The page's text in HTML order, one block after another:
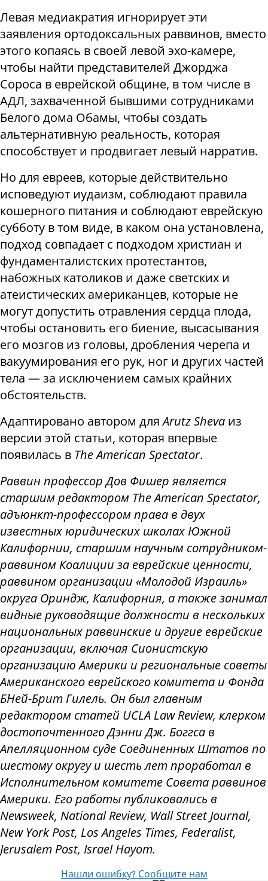
Левая медиакратия игнорирует эти
заявления ортодоксальных раввинов, вместо
этого копаясь в своей левой эхо-камере,
чтобы найти представителей Джорджа
Сороса в еврейской общине, в том числе в
АДЛ, захваченной бывшими сотрудниками
Белого дома Обамы, чтобы создать
альтернативную реальность, которая
способствует и продвигает левый нарратив.
Но для евреев, которые действительно
исповедуют иудаизм, соблюдают правила
кошерного питания и соблюдают еврейскую
субботу в том виде, в каком она установлена,
подход совпадает с подходом христиан и
фундаменталистских протестантов,
набожных католиков и даже светских и
атеистических американцев, которые не
могут допустить отравления сердца плода,
чтобы остановить его биение, высасывания
его мозгов из головы, дробления черепа и
вакуумирования его рук, ног и других частей
тела — за исключением самых крайних
обстоятельств.
Адаптировано автором дляArutz Sheva из
версии этой статьи, которая впервые
появилась в The American Spectator.
Раввин профессор Дов Фишер является
старшим редактором The American Spectator,
адъюнкт-профессором права в двух
известных юридических школах Южной
Калифорнии, старшим научным сотрудником-
раввином Коалиции за еврейские ценности,
раввином организации «Молодой Израиль»
округа Ориндж, Калифорния, а также занимал
видные руководящие должности в нескольких
национальных раввинские и другие еврейские
организации, включая Сионистскую
организацию Америки и региональные советы
Американского еврейского комитета и Фонда
Б`Ней-Брит Гилель. Он был главным
редактором статей UCLA Law Review, клерком
достопочтенного Дэнни Дж. Боггса в
Апелляционном суде Соединенных Штатов по
шестому округу и шесть лет проработал в
Исполнительном комитете Совета раввинов
Америки. Егоработыпубликовались в
Newsweek, National Review, Wall Street Journal,
New York Post, Los Angeles Times, Federalist,
Jerusalem Post, Israel Hayom.
Нашли ошибку? Сообщите нам